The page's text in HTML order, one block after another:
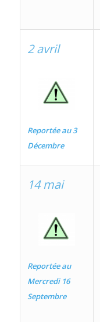
2 avril
Reportée au 3
Décembre
14 mai
Reportée au
Mercredi 16
Septembre